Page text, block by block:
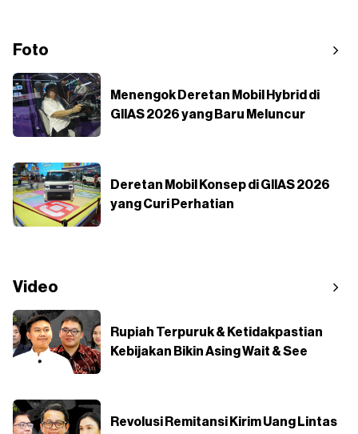
Foto
Menengok Deretan Mobil Hybrid di
GIIAS 2026 yang Baru Meluncur
Deretan Mobil Konsep di GIIAS 2026
yang Curi Perhatian
Video
Rupiah Terpuruk & Ketidakpastian
Kebijakan Bikin Asing Wait & See
Revolusi Remitansi Kirim Uang Lintas